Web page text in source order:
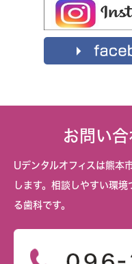
お問い
Uデンタルオフィスは熊本
します。相談しやすい環
る歯科です。